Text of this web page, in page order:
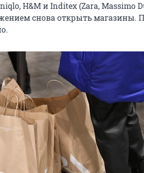
H&M и Inditex (Zara, Massimo
снова открыть магазины.